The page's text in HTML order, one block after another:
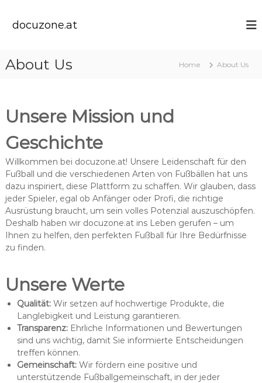
docuzone.at
About Us Home About Us
Unsere Mission und
Geschichte
Willkommen bei docuzone.at! Unsere Leidenschaft für den
Fußball und die verschiedenen Arten von Fußbällen hat uns
dazu inspiriert, diese Plattform zu schaffen. Wir glauben, dass
jeder Spieler, egal ob Anfänger oder Profi, die richtige
Ausrüstung braucht, um sein volles Potenzial auszuschöpfen.
Deshalb haben wir docuzone.at ins Leben gerufen – um
Ihnen zu helfen, den perfekten Fußball für Ihre Bedürfnisse
zu finden.
Unsere Werte
Qualität:Wir setzen auf hochwertige Produkte, die
Langlebigkeit und Leistung garantieren.
Transparenz:Ehrliche Informationen und Bewertungen
sind uns wichtig, damit Sie informierte Entscheidungen
treffen können.
Gemeinschaft:Wir fördern eine positive und
unterstützende Fußballgemeinschaft, in der jeder